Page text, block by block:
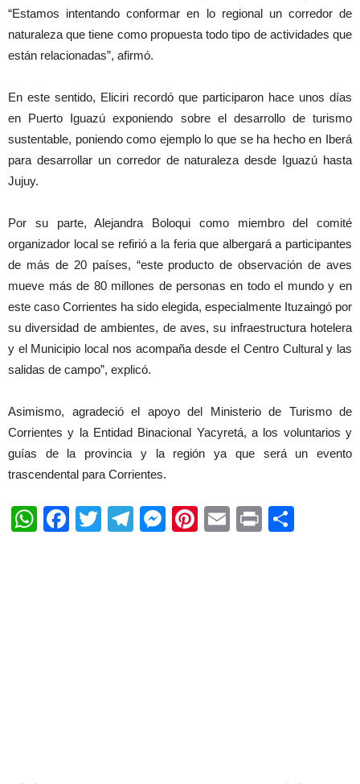
“Estamos intentando conformar en lo regional un corredor de
naturaleza que tiene como propuesta todo tipo de actividades que
están relacionadas”, afirmó.
En este sentido, Eliciri recordó que participaron hace unos días
en Puerto Iguazú exponiendo sobre el desarrollo de turismo
sustentable, poniendo como ejemplo lo que se ha hecho en Iberá
para desarrollar un corredor de naturaleza desde Iguazú hasta
Jujuy.
Por su parte, Alejandra Boloqui como miembro del comité
organizador local se refirió a la feria que albergará a participantes
de más de 20 países, “este producto de observación de aves
mueve más de 80 millones de personas en todo el mundo y en
este caso Corrientes ha sido elegida, especialmente Ituzaingó por
su diversidad de ambientes, de aves, su infraestructura hotelera
y el Municipio local nos acompaña desde el Centro Cultural y las
salidas de campo”, explicó.
Asimismo, agradeció el apoyo del Ministerio de Turismo de
Corrientes y la Entidad Binacional Yacyretá, a los voluntarios y
guías de la provincia y la región ya que será un evento
trascendental para Corrientes.
WhatsApp
Facebook
Twitter
Telegram
Messenger
Pinterest
Email
Print